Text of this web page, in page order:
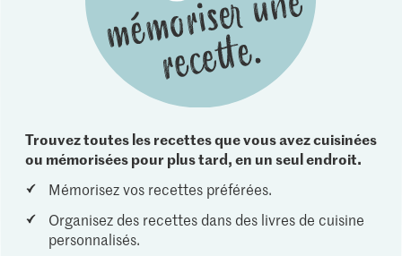
Trouvez toutes les recettes que vous avez cuisinées
ou mémorisées pour plus tard, en un seul endroit.
Mémorisez vos recettes préférées.
Organisez des recettes dans des livres de cuisine
personnalisés.